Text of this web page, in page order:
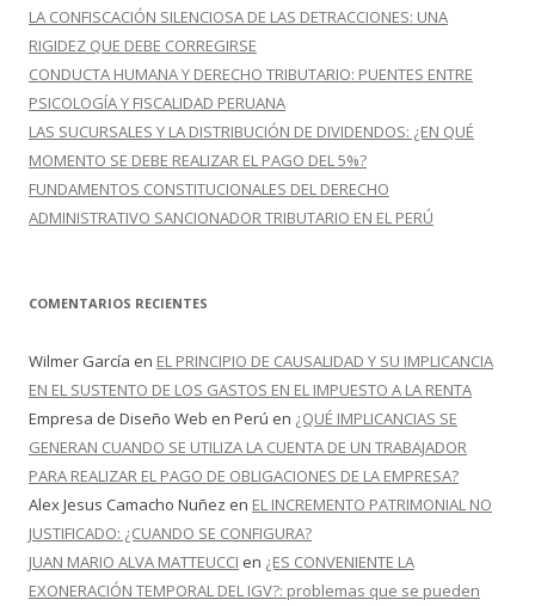
LA CONFISCACIÓN SILENCIOSA DE LAS DETRACCIONES: UNA
RIGIDEZ QUE DEBE CORREGIRSE
CONDUCTA HUMANA Y DERECHO TRIBUTARIO: PUENTES ENTRE
PSICOLOGÍA Y FISCALIDAD PERUANA
LAS SUCURSALES Y LA DISTRIBUCIÓN DE DIVIDENDOS: ¿EN QUÉ
MOMENTO SE DEBE REALIZAR EL PAGO DEL 5%?
FUNDAMENTOS CONSTITUCIONALES DEL DERECHO
ADMINISTRATIVO SANCIONADOR TRIBUTARIO EN EL PERÚ
COMENTARIOS RECIENTES
Wilmer García en EL PRINCIPIO DE CAUSALIDAD Y SU IMPLICANCIA
EN EL SUSTENTO DE LOS GASTOS EN EL IMPUESTO A LA RENTA
Empresa de Diseño Web en Perú en ¿QUÉ IMPLICANCIAS SE
GENERAN CUANDO SE UTILIZA LA CUENTA DE UN TRABAJADOR
PARA REALIZAR EL PAGO DE OBLIGACIONES DE LA EMPRESA?
Alex Jesus Camacho Nuñez en EL INCREMENTO PATRIMONIAL NO
JUSTIFICADO: ¿CUANDO SE CONFIGURA?
JUAN MARIO ALVA MATTEUCCI en ¿ES CONVENIENTE LA
EXONERACIÓN TEMPORAL DEL IGV?: problemas que se pueden